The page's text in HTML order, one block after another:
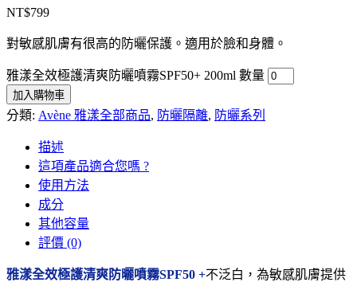
NT$799
對敏感肌膚有很高的防曬保護。適用於臉和身體。
雅漾全效極護清爽防曬噴霧SPF50+ 200ml 數量
加入購物車
分類: Avène 雅漾全部商品, 防曬隔離, 防曬系列
描述
這項產品適合您嗎 ?
使用方法
成分
其他容量
評價 (0)
雅漾全效極護清爽防曬噴霧SPF50 +不泛白，為敏感肌膚提供